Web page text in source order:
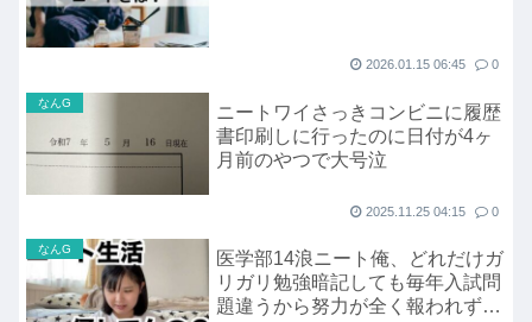
2026.01.15 06:45 0
なんG
ニートワイさっきコンビニに履歴
書印刷しに行ったのに日付が4ヶ
月前のやつで大号泣
2025.11.25 04:15 0
なんG
医学部14浪ニート俺、どれだけガ
リガリ勉強暗記しても毎年入試問
題違うから努力が全く報われず咽